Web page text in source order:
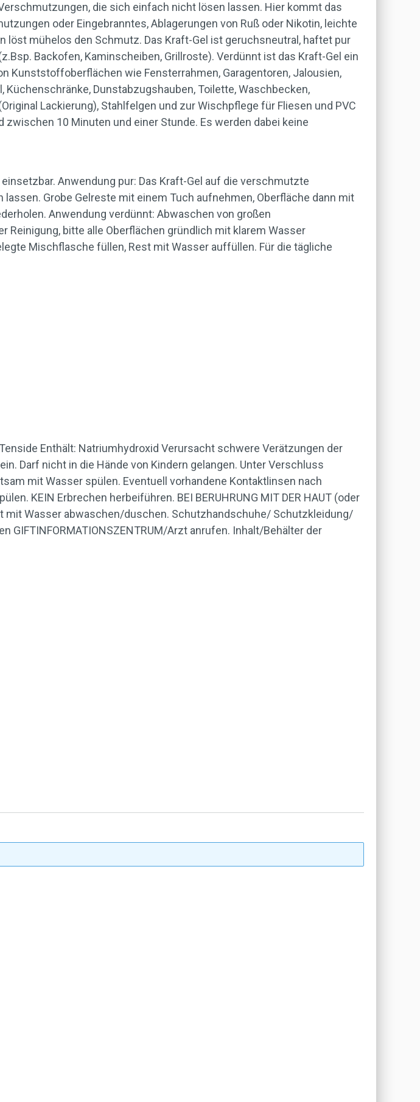
die sich einfach nicht lösen lassen. Hier kommt das
oder Eingebranntes, Ablagerungen von Ruß oder Nikotin, leichte
löst mühelos den Schmutz. Das Kraft-Gel ist geruchsneutral, haftet pur
Backofen, Kaminscheiben, Grillroste). Verdünnt ist das Kraft-Gel ein
Kunststoffoberflächen wie Fensterrahmen, Garagentoren, Jalousien,
Dunstabzugshauben, Toilette, Waschbecken,
Lackierung), Stahlfelgen und zur Wischpflege für Fliesen und PVC
10 Minuten und einer Stunde. Es werden dabei keine
Anwendung pur: Das Kraft-Gel auf die verschmutzte
Grobe Gelreste mit einem Tuch aufnehmen, Oberfläche dann mit
Anwendung verdünnt: Abwaschen von großen
bitte alle Oberflächen gründlich mit klarem Wasser
Mischflasche füllen, Rest mit Wasser auffüllen. Für die tägliche
Enthält: Natriumhydroxid Verursacht schwere Verätzungen der
Darf nicht in die Hände von Kindern gelangen. Unter Verschluss
mit Wasser spülen. Eventuell vorhandene Kontaktlinsen nach
KEIN Erbrechen herbeiführen. BEI BERUHRUNG MIT DER HAUT (oder
Wasser abwaschen/duschen. Schutzhandschuhe/ Schutzkleidung/
Arzt anrufen. Inhalt/Behälter der